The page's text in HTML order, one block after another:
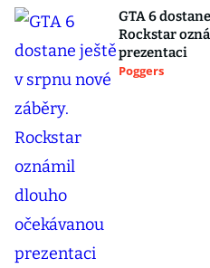
GTA 6
Rockstar
prezentaci
Poggers